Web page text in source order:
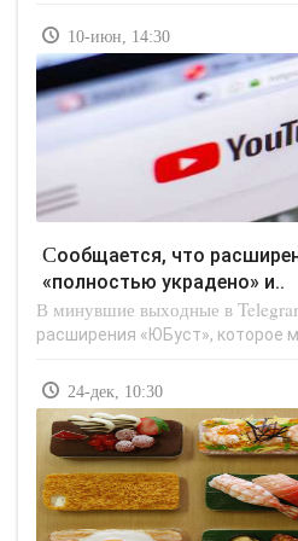
10-июн, 14:30
Сообщается, что расширение «ЮБуст»
«полностью украдено» и..
В минувшие выходные в
расширения «ЮБуст», которое
24-дек, 10:30